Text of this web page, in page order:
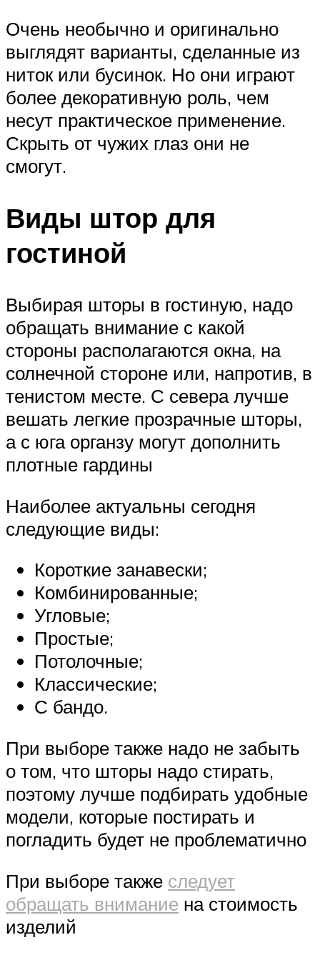
Очень необычно и оригинально
выглядят варианты, сделанные из
ниток или бусинок. Но они играют
более декоративную роль, чем
несут практическое применение.
Скрыть от чужих глаз они не
смогут.
Виды штор для
гостиной
Выбирая шторы в гостиную, надо
обращать внимание с какой
стороны располагаются окна, на
солнечной стороне или, напротив, в
тенистом месте. С севера лучше
вешать легкие прозрачные шторы,
а с юга органзу могут дополнить
плотные гардины
Наиболее актуальны сегодня
следующие виды:
Короткие занавески;
Комбинированные;
Угловые;
Простые;
Потолочные;
Классические;
С бандо.
При выборе также надо не забыть
о том, что шторы надо стирать,
поэтому лучше подбирать удобные
модели, которые постирать и
погладить будет не проблематично
При выборе также следует
обращать внимание на стоимость
изделий